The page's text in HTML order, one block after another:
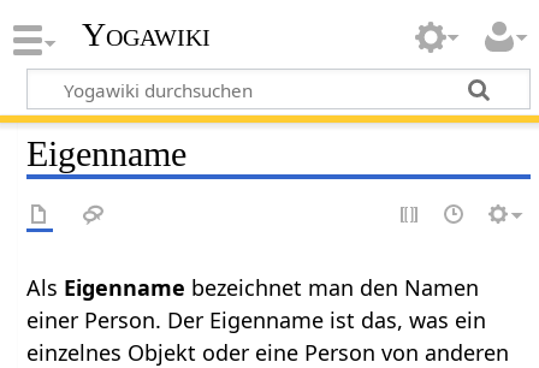
Yogawiki
Eigenname
Als Eigenname bezeichnet man den Namen
einer Person. Der Eigenname ist das, was ein
einzelnes Objekt oder eine Person von anderen